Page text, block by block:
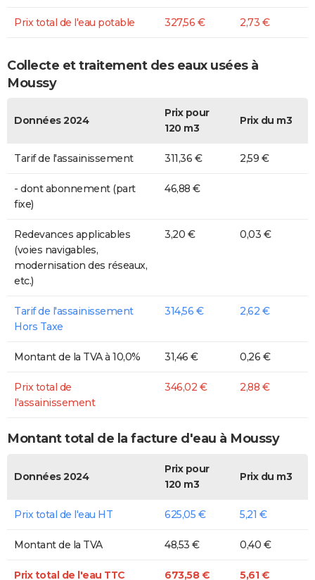
Prix total de l'eau potable 327,56 € 2,73 €
Collecte et traitement des eaux usées à
Moussy
Données 2024
Prix pour
120 m3
Prix du m3
Tarif de l'assainissement 311,36 € 2,59 €
- dont abonnement (part
fixe)
46,88 €
Redevances applicables
(voies navigables,
modernisation des réseaux,
etc.)
3,20 € 0,03 €
Tarif de l'assainissement
Hors Taxe
314,56 € 2,62 €
Montant de la TVA à 10,0% 31,46 € 0,26 €
Prix total de
l'assainissement
346,02 € 2,88 €
Montant total de la facture d'eau à Moussy
Données 2024
Prix pour
120 m3
Prix du m3
Prix total de l'eau HT 625,05 € 5,21 €
Montant de la TVA 48,53 € 0,40 €
Prix total de l'eau TTC 673,58 € 5,61 €